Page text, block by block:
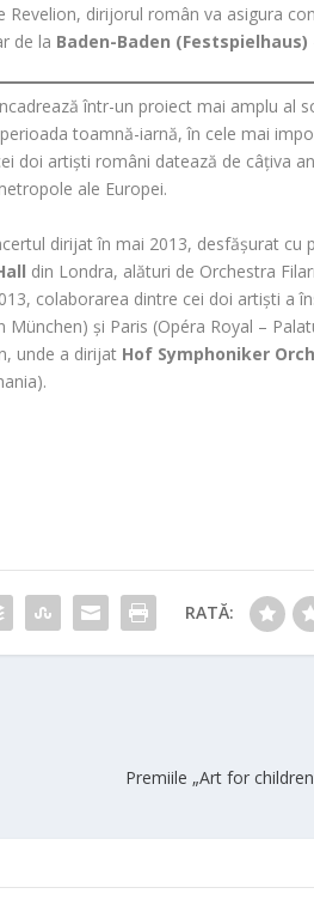
dirijorul român va asigura
de la Baden-Baden (Festspielhaus)
într-un proiect mai amplu al
toamnă-iarnă, în cele mai
doi artiști români datează de câțiva
ale Europei.
dirijat în mai 2013, desfășurat cu
din Londra, alături de Orchestra
colaborarea dintre cei doi artiști a
și Paris (Opéra Royal –
unde a dirijat Hof Symphoniker
RATĂ:
Premiile „Art for